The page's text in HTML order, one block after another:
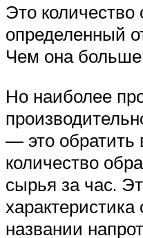
Это количество
определенный
Чем она
Но наиболее
— это обратить
количество
сырья за час.
характеристика
названии